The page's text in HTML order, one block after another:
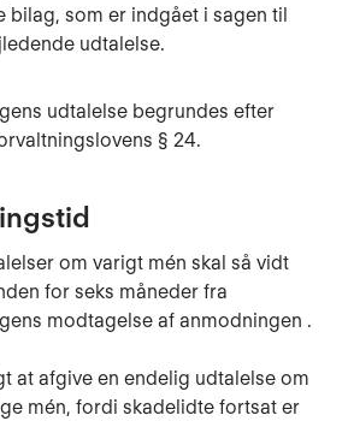
bilag, som er indgået i sagen til
udtalelse.
udtalelse begrundes efter
§ 24.
om varigt mén skal så vidt
for seks måneder fra
modtagelse af anmodningen .
at afgive en endelig udtalelse om
mén, fordi skadelidte fortsat er